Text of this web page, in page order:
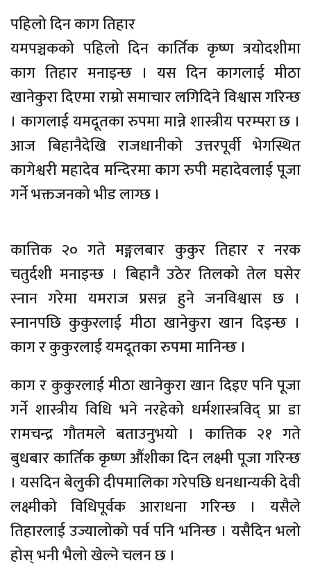
पहिलो दिन काग तिहार
यमपञ्चकको पहिलो दिन कार्तिक कृष्ण त्रयोदशीमा
काग तिहार मनाइन्छ । यस दिन कागलाई मीठा
खानेकुरा दिएमा राम्रो समाचार लगिदिने विश्वास गरिन्छ
। कागलाई यमदूतका रुपमा मान्ने शास्त्रीय परम्परा छ ।
आज बिहानैदेखि राजधानीको उत्तरपूर्वी भेगस्थित
कागेश्वरी महादेव मन्दिरमा काग रुपी महादेवलाई पूजा
गर्ने भक्तजनको भीड लाग्छ ।
कात्तिक २० गते मङ्गलबार कुकुर तिहार र नरक
चतुर्दशी मनाइन्छ । बिहानै उठेर तिलको तेल घसेर
स्नान गरेमा यमराज प्रसन्न हुने जनविश्वास छ ।
स्नानपछि कुकुरलाई मीठा खानेकुरा खान दिइन्छ ।
काग र कुकुरलाई यमदूतका रुपमा मानिन्छ ।
काग र कुकुरलाई मीठा खानेकुरा खान दिइए पनि पूजा
गर्ने शास्त्रीय विधि भने नरहेको धर्मशास्त्रविद् प्रा डा
रामचन्द्र गौतमले बताउनुभयो । कात्तिक २१ गते
बुधबार कार्तिक कृष्ण औँशीका दिन लक्ष्मी पूजा गरिन्छ
। यसदिन बेलुकी दीपमालिका गरेपछि धनधान्यकी देवी
लक्ष्मीको विधिपूर्वक आराधना गरिन्छ । यसैले
तिहारलाई उज्यालोको पर्व पनि भनिन्छ । यसैदिन भलो
होस् भनी भैलो खेल्ने चलन छ ।